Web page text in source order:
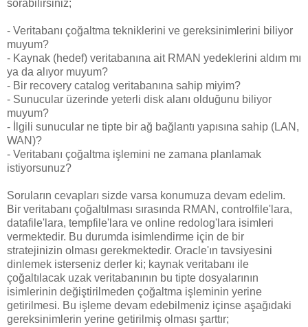
sorabilirsiniz;
- Veritabanı çoğaltma tekniklerini ve gereksinimlerini biliyor
muyum?
- Kaynak (hedef) veritabanına ait RMAN yedeklerini aldım mı
ya da alıyor muyum?
- Bir recovery catalog veritabanına sahip miyim?
- Sunucular üzerinde yeterli disk alanı olduğunu biliyor
muyum?
- İlgili sunucular ne tipte bir ağ bağlantı yapısına sahip (LAN,
WAN)?
- Veritabanı çoğaltma işlemini ne zamana planlamak
istiyorsunuz?
Soruların cevapları sizde varsa konumuza devam edelim.
Bir veritabanı çoğaltılması sırasında RMAN, controlfile'lara,
datafile'lara, tempfile'lara ve online redolog'lara isimleri
vermektedir. Bu durumda isimlendirme için de bir
stratejinizin olması gerekmektedir. Oracle'ın tavsiyesini
dinlemek isterseniz derler ki; kaynak veritabanı ile
çoğaltılacak uzak veritabanının bu tipte dosyalarının
isimlerinin değiştirilmeden çoğaltma işleminin yerine
getirilmesi. Bu işleme devam edebilmeniz içinse aşağıdaki
gereksinimlerin yerine getirilmiş olması şarttır;